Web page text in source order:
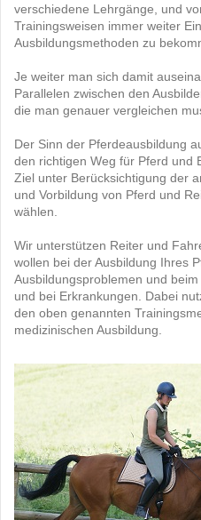
verschiedene Lehrgänge, und
Trainingsweisen immer weiter
Ausbildungsmethoden zu
Je weiter man sich damit
Parallelen zwischen den
die man genauer vergleichen
Der Sinn der Pferdeausbildung
den richtigen Weg für Pferd und
Ziel unter Berücksichtigung der
und Vorbildung von Pferd und
wählen.
Wir unterstützen Reiter und
wollen bei der Ausbildung Ihres
Ausbildungsproblemen und
und bei Erkrankungen. Dabei
den oben genannten
medizinischen Ausbildung.